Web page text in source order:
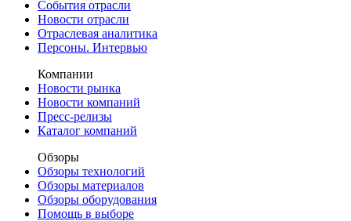
События отрасли
Новости отрасли
Отраслевая аналитика
Персоны. Интервью
Компании
Новости рынка
Новости компаний
Пресс-релизы
Каталог компаний
Обзоры
Обзоры технологий
Обзоры материалов
Обзоры оборудования
Помощь в выборе